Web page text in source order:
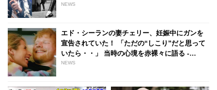
語に命を吹き込むことができて光栄」[動画あり]
NEWS
エド・シーランの妻チェリー、妊娠中にガンを
宣告されていた！ 「ただの“しこり”だと思って
いたら・・」 当時の心境を赤裸々に語る -
tvgroove
NEWS